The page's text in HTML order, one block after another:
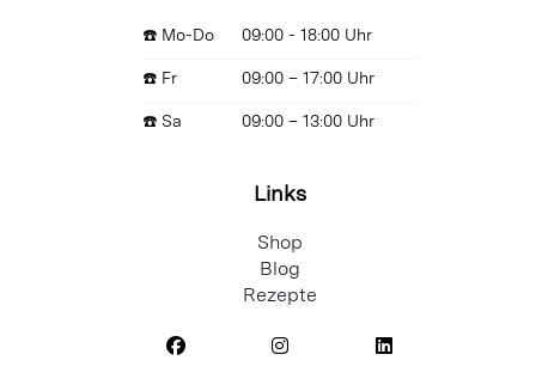
☎️ Mo-Do 09:00 - 18:00 Uhr
☎️ Fr 09:00 – 17:00 Uhr
☎️ Sa 09:00 – 13:00 Uhr
Links
Shop
Blog
Rezepte